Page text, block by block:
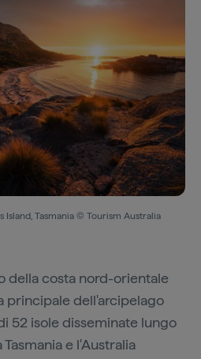
Tasmania © Tourism Australia
della costa nord-orientale
principale dell'arcipelago
52 isole disseminate lungo
e l'Australia